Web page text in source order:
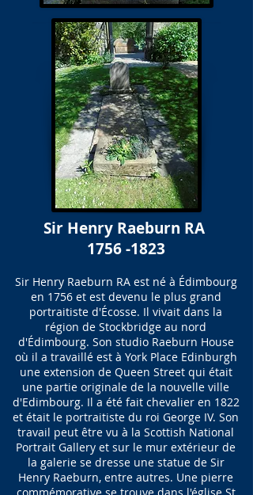
Sir Henry Raeburn RA
1756 -1823
Sir Henry Raeburn RA est né à Édimbourg
en 1756 et est devenu le plus grand
portraitiste d'Écosse. Il vivait dans la
région de Stockbridge au nord
d'Édimbourg. Son studio Raeburn House
où il a travaillé est à York Place Edinburgh
une extension de Queen Street qui était
une partie originale de la nouvelle ville
d'Edimbourg. Il a été fait chevalier en 1822
et était le portraitiste du roi George IV. Son
travail peut être vu à la Scottish National
Portrait Gallery et sur le mur extérieur de
la galerie se dresse une statue de Sir
Henry Raeburn, entre autres. Une pierre